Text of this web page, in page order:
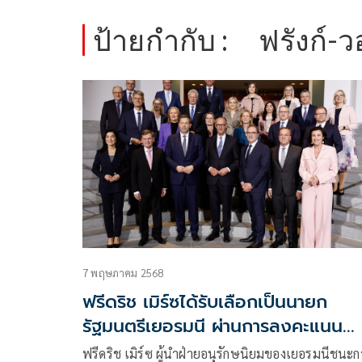
ป้ายกำกับ : ฟรังก์-ว
7 พฤษภาคม 2568
ฟรีดริช เมิร์ซได้รับเลือกเป็นนายก
รัฐมนตรีเยอรมนี ผ่านการลงคะแนน
เสียงรับรองรอบสอง
ฟรีดริช เมิร์ซ ผู้นำฝ่ายอนุรักษนิยมของเยอรมนีชนะก